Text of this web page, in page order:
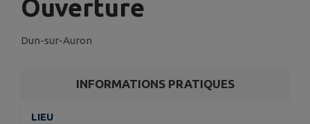
Ouverture
Dun-sur-Auron
INFORMATIONS PRATIQUES
LIEU